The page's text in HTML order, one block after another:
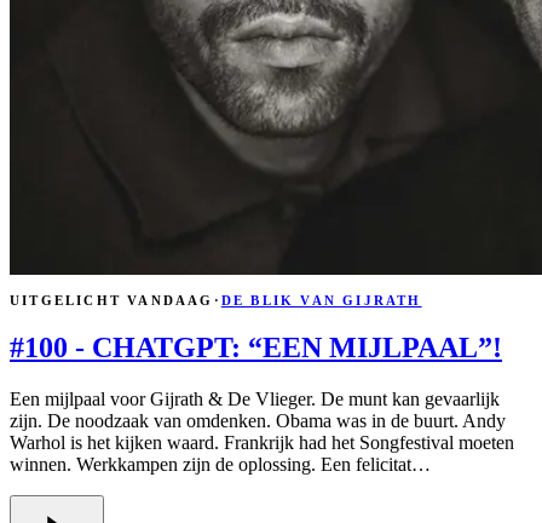
UITGELICHT VANDAAG · DE BLIK VAN GIJRATH
#100 - CHATGPT: “EEN MIJLPAAL”!
Een mijlpaal voor Gijrath & De Vlieger. De munt kan gevaarlijk
zijn. De noodzaak van omdenken. Obama was in de buurt. Andy
Warhol is het kijken waard. Frankrijk had het Songfestival moeten
winnen. Werkkampen zijn de oplossing. Een felicitat…